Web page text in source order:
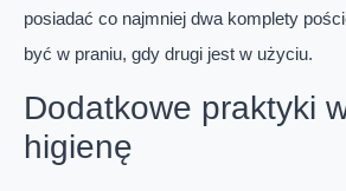
posiadać co najmniej dwa komplety
być w praniu, gdy drugi jest w użyciu.
Dodatkowe praktyki
higienę